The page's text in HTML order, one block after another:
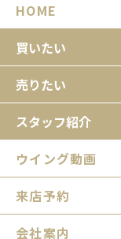
HOME
買いたい
売りたい
スタッフ紹介
ウイング動画
来店予約
会社案内